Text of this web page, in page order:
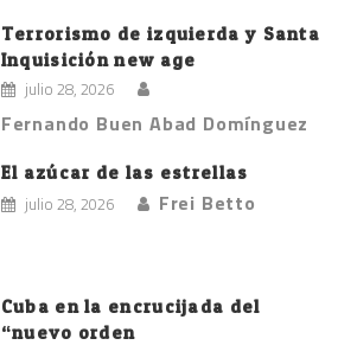
Terrorismo de izquierda y Santa
Inquisición new age
julio 28, 2026
Fernando Buen Abad Domínguez
El azúcar de las estrellas
julio 28, 2026 Frei Betto
Cuba en la encrucijada del
“nuevo orden